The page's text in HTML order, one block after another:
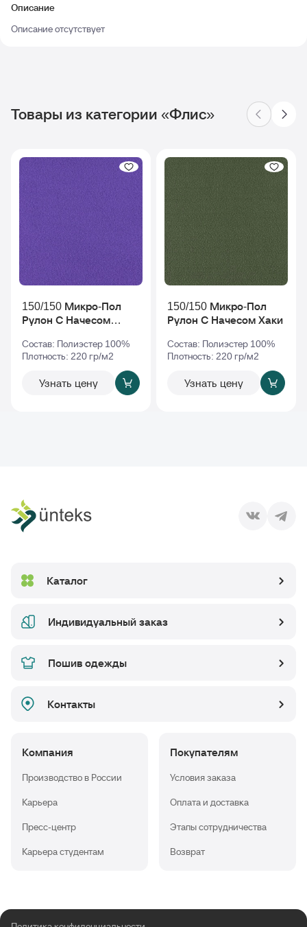
Описание
Описание отсутствует
Товары из категории «Флис»
150/150 Микро-Пол
Рулон С Начесом
Состав: Полиэстер 100%
Плотность: 220 гр/м2
Узнать цену
150/150 Микро-Пол
Рулон С Начесом Хаки
Состав: Полиэстер 100%
Плотность: 220 гр/м2
Узнать цену
Каталог
Индивидуальный заказ
Пошив одежды
Контакты
Компания
Производство в России
Карьера
Пресс-центр
Карьера студентам
Покупателям
Условия заказа
Оплата и доставка
Этапы сотрудничества
Возврат